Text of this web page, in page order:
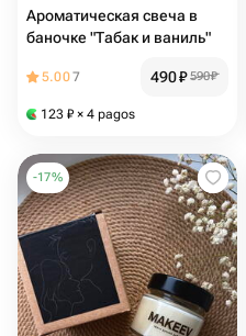
Ароматическая свеча в
баночке "Табак и ваниль"
5.007 490₽ 590₽
123 ₽ × 4 pagos
-17%